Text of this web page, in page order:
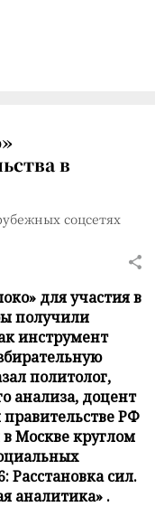
в
соцсетях
для участия в
получили
инструмент
политолог,
анализа, доцент
РФ
Москве круглом
Расстановка сил.
аналитика» .